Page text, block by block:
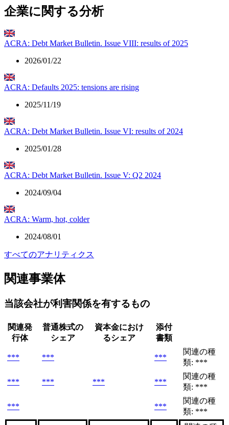
企業に関する分析
ACRA: Debt Market Bulletin. Issue VIII: results of 2025
2026/01/22
ACRA: Defaults 2025: tensions are rising
2025/11/19
ACRA: Debt Market Bulletin. Issue VI: results of 2024
2025/01/28
ACRA: Debt Market Bulletin. Issue V: Q2 2024
2024/09/04
ACRA: Warm, hot, colder
2024/08/01
すべてのアナリティクス
関連事業体
当該会社が利害関係を有するもの
関連発
行体
普通株式の
シェア
資本金におけ
るシェア
添付
書類
*** *** ***
関連の種
類: ***
*** *** *** ***
関連の種
類: ***
*** ***
関連の種
類: ***